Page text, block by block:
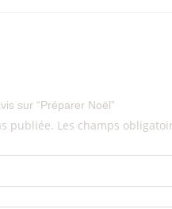
sur “Préparer Noël”
publiée. Les champs